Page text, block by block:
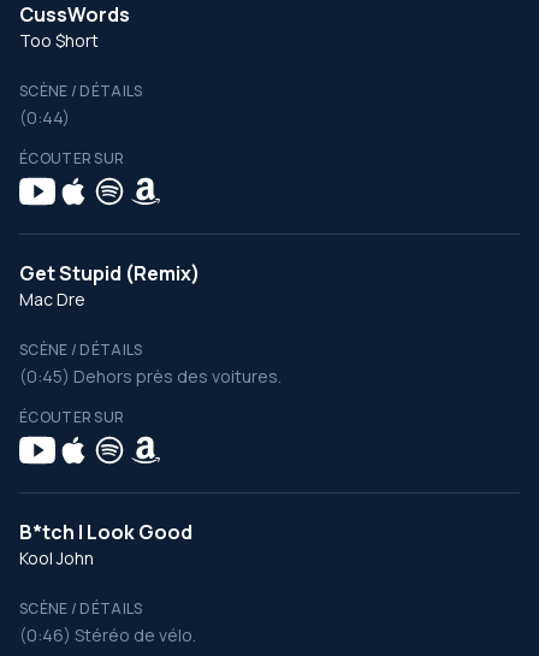
CussWords
Too $hort
SCÈNE / DÉTAILS
(0:44)
ÉCOUTER SUR
Get Stupid (Remix)
Mac Dre
SCÈNE / DÉTAILS
(0:45) Dehors près des voitures.
ÉCOUTER SUR
B*tch I Look Good
Kool John
SCÈNE / DÉTAILS
(0:46) Stéréo de vélo.